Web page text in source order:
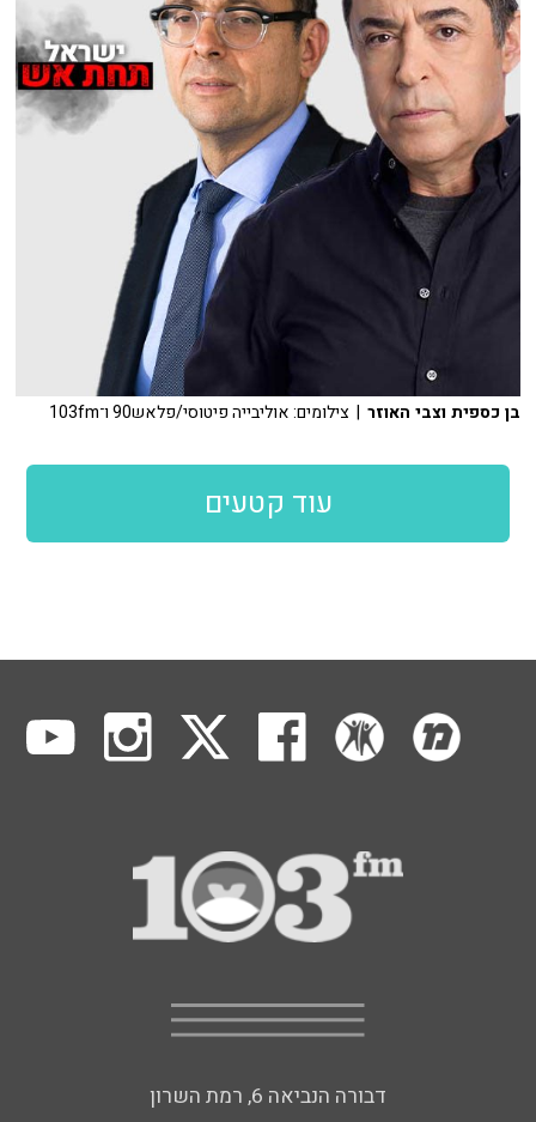
בן כספית וצבי האוזר | צילומים: אוליבייה פיטוסי/פלאש90 ו־103fm
עוד קטעים
דבורה הנביאה 6, רמת השרון